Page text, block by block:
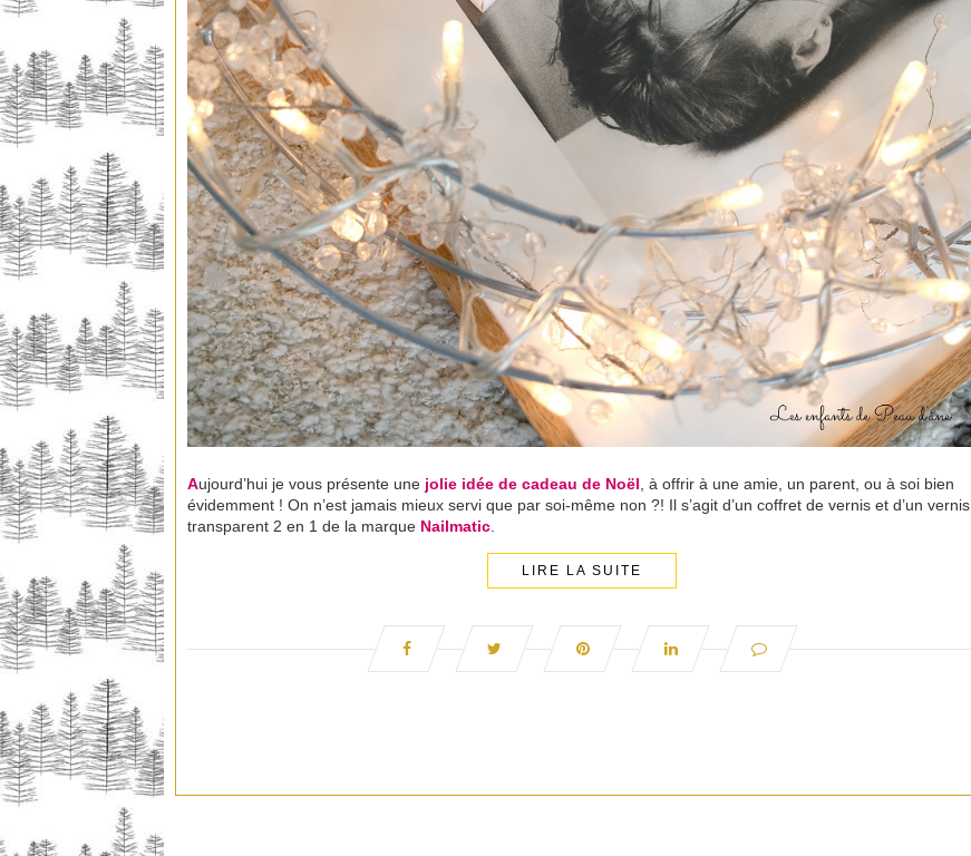
Aujourd’hui je vous présente une jolie idée de cadeau de Noël , à offrir à une amie, un parent, ou à soi bien
évidemment ! On n’est jamais mieux servi que par soi-même non ?! Il s’agit d’un coffret de vernis et d’un vernis
transparent 2 en 1 de la marque Nailmatic
LIRE LA SUITE